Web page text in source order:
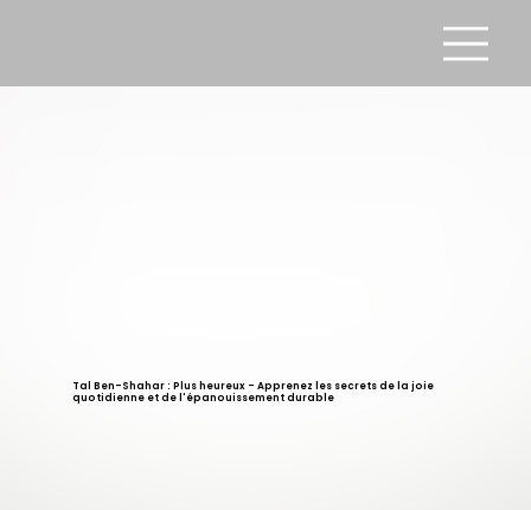
Tal Ben-Shahar : Plus heureux - Apprenez les secrets de la joie
quotidienne et de l'épanouissement durable